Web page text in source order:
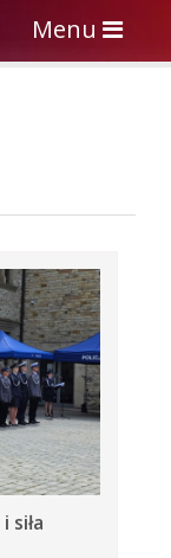
Toggle
navigation
Menu
siła